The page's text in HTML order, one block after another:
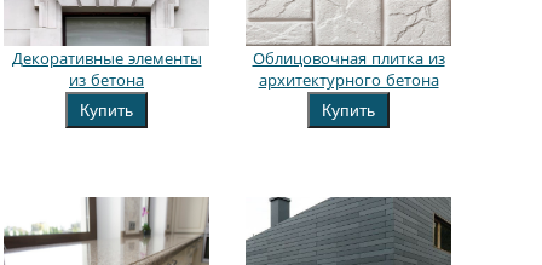
Декоративные элементы
из бетона
Купить
Облицовочная плитка из
архитектурного бетона
Купить